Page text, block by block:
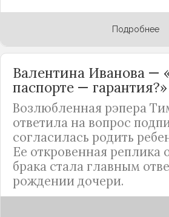
Подробнее
Валентина Иванова —
паспорте — гарантия?»
Возлюбленная рэпера
ответила на вопрос
согласилась родить
Ее откровенная реплика
брака стала главным
рождении дочери.